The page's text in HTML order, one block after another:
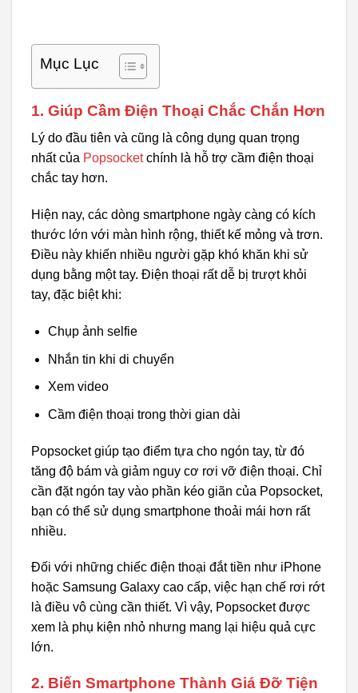
Mục Lục
1. Giúp Cầm Điện Thoại Chắc Chắn Hơn
Lý do đầu tiên và cũng là công dụng quan trọng
nhất của Popsocketchính là hỗ trợ cầm điện thoại
chắc tay hơn.
Hiện nay, các dòng smartphone ngày càng có kích
thước lớn với màn hình rộng, thiết kế mỏng và trơn.
Điều này khiến nhiều người gặp khó khăn khi sử
dụng bằng một tay. Điện thoại rất dễ bị trượt khỏi
tay, đặc biệt khi:
Chụp ảnh selfie
Nhắn tin khi di chuyển
Xem video
Cầm điện thoại trong thời gian dài
Popsocket giúp tạo điểm tựa cho ngón tay, từ đó
tăng độ bám và giảm nguy cơ rơi vỡ điện thoại. Chỉ
cần đặt ngón tay vào phần kéo giãn của Popsocket,
bạn có thể sử dụng smartphone thoải mái hơn rất
nhiều.
Đối với những chiếc điện thoại đắt tiền như iPhone
hoặc Samsung Galaxy cao cấp, việc hạn chế rơi rớt
là điều vô cùng cần thiết. Vì vậy, Popsocket được
xem là phụ kiện nhỏ nhưng mang lại hiệu quả cực
lớn.
2. Biến Smartphone Thành Giá Đỡ Tiện